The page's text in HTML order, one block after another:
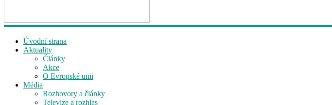
Úvodní strana
Aktuality
Články
Akce
O Evropské unii
Média
Rozhovory a články
Televize a rozhlas